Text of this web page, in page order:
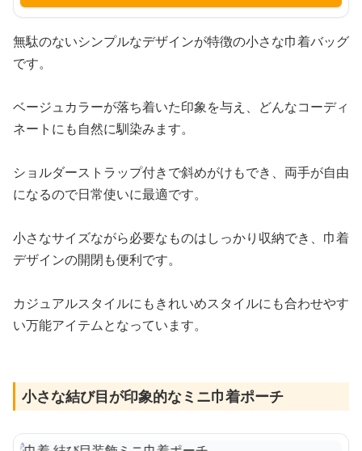
無駄のないシンプルなデザインが特徴の小さな巾着バッグ
です。
ベージュカラーが落ち着いた印象を与え、どんなコーディ
ネートにも自然に馴染みます。
ショルダーストラップ付きで斜めがけもでき、両手が自由
になるので日常使いに最適です。
小さなサイズながら必要なものはしっかり収納でき、巾着
デザインの開閉も便利です。
カジュアルスタイルにもきれいめスタイルにも合わせやす
い万能アイテムとなっています。
小さな結び目が印象的なミニ巾着ポーチ